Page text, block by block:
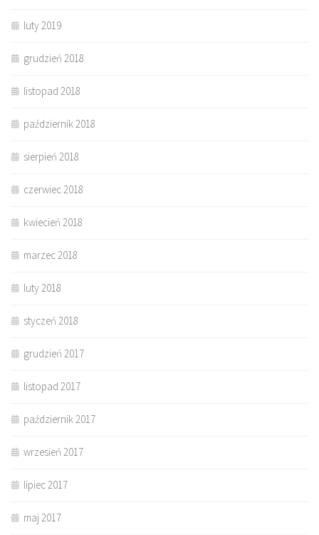
luty 2019
grudzień 2018
listopad 2018
październik 2018
sierpień 2018
czerwiec 2018
kwiecień 2018
marzec 2018
luty 2018
styczeń 2018
grudzień 2017
listopad 2017
październik 2017
wrzesień 2017
lipiec 2017
maj 2017